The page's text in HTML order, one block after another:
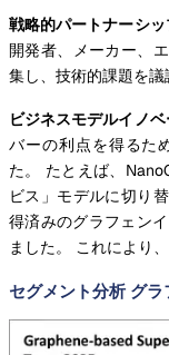
戦略的パートナーシ
開発者、メーカー、
集し、技術的課題を議
ビジネスモデルイノ
バーの利点を得るた
た。 たとえば、
ビス」モデルに切り
得済みのグラフェン
ました。 これにより
セグメント分析 グ